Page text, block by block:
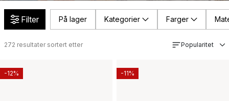
Filter På lager Kategorier Farger
272 resultater sortert etter Popularitet
-12% -11%